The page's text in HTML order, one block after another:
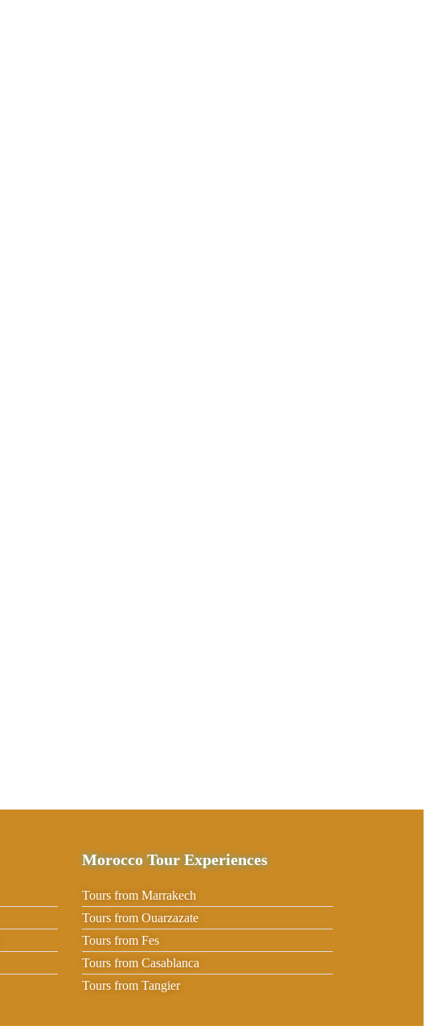
Morocco Tour Experiences
Tours from Marrakech
Tours from Ouarzazate
Tours from Fes
Tours from Casablanca
Tours from Tangier